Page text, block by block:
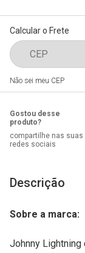
Calcular o Frete
Não sei meu CEP
Gostou desse
produto?
compartilhe nas suas
redes sociais
Descrição
Sobre a marca:
Johnny Lightning